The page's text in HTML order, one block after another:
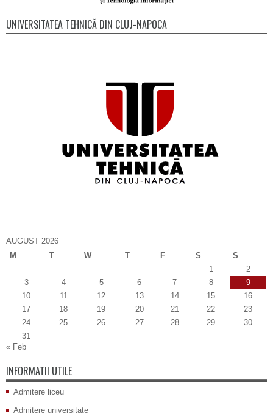
UNIVERSITATEA TEHNICĂ DIN CLUJ-NAPOCA
AUGUST 2026
M
T W T F S
S
1
2
3
4 5 6 7 8
9
10
11 12 13 14 15
16
17
18 19 20 21 22
23
24
25 26 27 28 29
30
31
« Feb
INFORMATII UTILE
Admitere liceu
Admitere universitate